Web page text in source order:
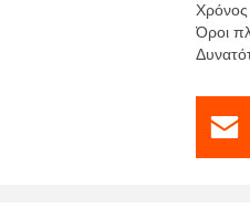
Όροι